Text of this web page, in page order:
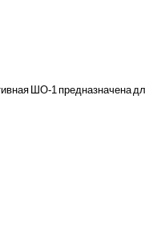
ШО-1 предназначена